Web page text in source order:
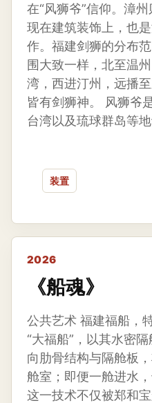
在“风狮爷”信仰。漳
现在建筑装饰上，也
作。福建剑狮的分布
围大致一样，北至温
湾，西进汀州，远播
皆有剑狮神。 风狮爷
台湾以及琉球群岛等
装置
2026
《船魂》
公共艺术 福建福船，
“大福船”，以其水密
向肋骨结构与隔舱板
舱室；即便一舱进水
这一技术不仅被郑和